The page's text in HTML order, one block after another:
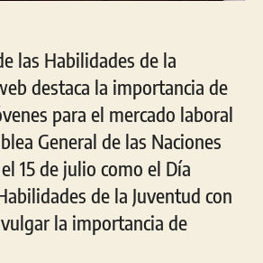
las Habilidades de la
destaca la importancia de
para el mercado laboral
General de las Naciones
15 de julio como el Día
de la Juventud con
la importancia de